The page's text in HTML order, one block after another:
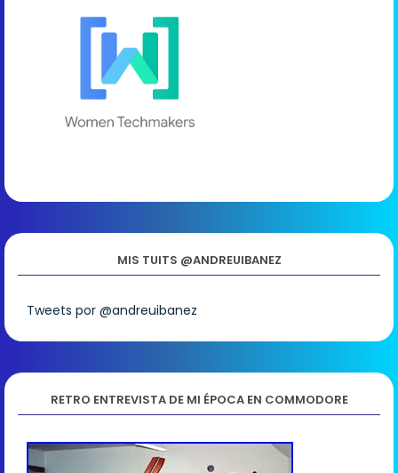
MIS TUITS @ANDREUIBANEZ
Tweets por @andreuibanez
RETRO ENTREVISTA DE MI ÉPOCA EN COMMODORE